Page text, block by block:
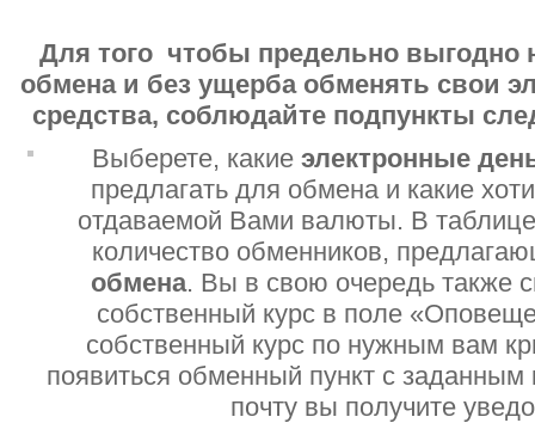
Для того чтобы предельно выгодно
обмена и без ущерба обменять свои
средства, соблюдайте подпункты
Выберете, какие электронные
предлагать для обмена и какие
отдаваемой Вами валюты. В таблице
количество обменников,
обмена. Вы в свою очередь также
собственный курс в поле
собственный курс по нужным вам
появиться обменный пункт с заданным
почту вы получите